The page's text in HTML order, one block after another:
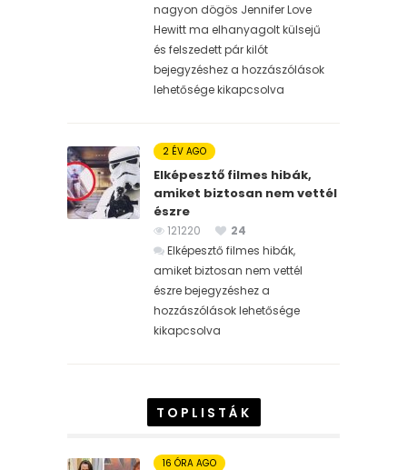
nagyon dögös Jennifer Love
Hewitt ma elhanyagolt külsejű
és felszedett pár kilót
bejegyzéshez a hozzászólások
lehetősége kikapcsolva
2 ÉV AGO
Elképesztő filmes hibák,
amiket biztosan nem vettél
észre
121220
24
Elképesztő filmes hibák,
amiket biztosan nem vettél
észre bejegyzéshez a
hozzászólások lehetősége
kikapcsolva
TOPLISTÁK
16 ÓRA AGO